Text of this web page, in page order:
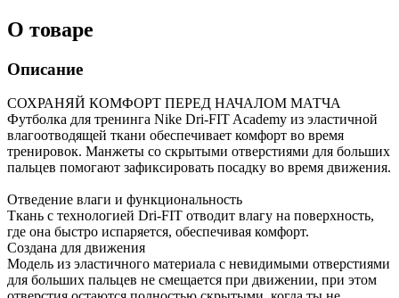
О товаре
Описание
СОХРАНЯЙ КОМФОРТ ПЕРЕД НАЧАЛОМ МАТЧА
Футболка для тренинга Nike Dri-FIT Academy из эластичной
влагоотводящей ткани обеспечивает комфорт во время
тренировок. Манжеты со скрытыми отверстиями для больших
пальцев помогают зафиксировать посадку во время движения.
Отведение влаги и функциональность
Ткань с технологией Dri-FIT отводит влагу на поверхность,
где она быстро испаряется, обеспечивая комфорт.
Создана для движения
Модель из эластичного материала с невидимыми отверстиями
для больших пальцев не смещается при движении, при этом